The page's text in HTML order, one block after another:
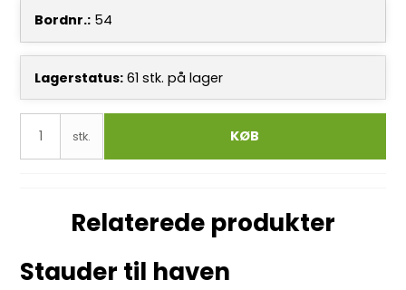
Bordnr.: 54
Lagerstatus: 61 stk. på lager
stk. KØB
Relaterede produkter
Stauder til haven